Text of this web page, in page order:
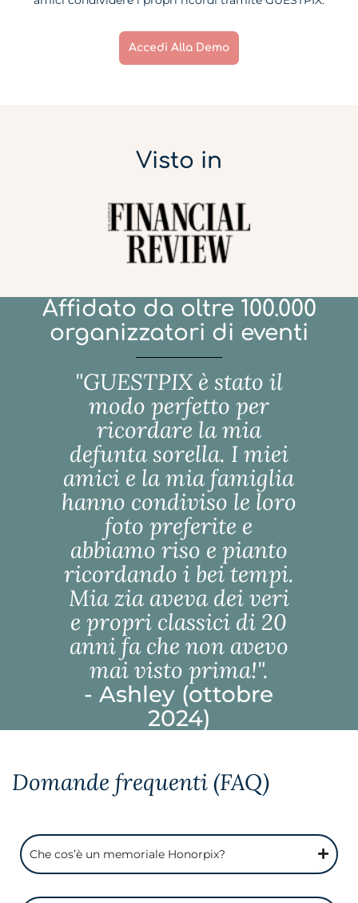
Accedi Alla Demo
Visto in
Affidato da oltre 100.000
organizzatori di eventi
"GUESTPIX è stato il
modo perfetto per
ricordare la mia
defunta sorella. I miei
amici e la mia famiglia
hanno condiviso le loro
foto preferite e
abbiamo riso e pianto
ricordando i bei tempi.
Mia zia aveva dei veri
e propri classici di 20
anni fa che non avevo
mai visto prima!".
- Ashley (ottobre
2024)
Domande frequenti (FAQ)
Che cos’è un memoriale Honorpix?